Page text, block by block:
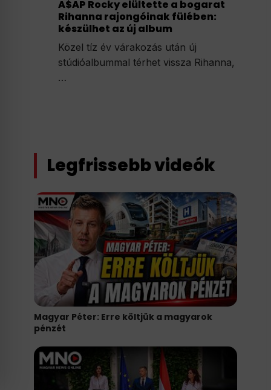
A$AP Rocky elültette a bogarat
Rihanna rajongóinak fülében:
készülhet az új album
Közel tíz év várakozás után új
stúdióalbummal térhet vissza Rihanna,
…
Legfrissebb videók
Magyar Péter: Erre költjük a magyarok
pénzét